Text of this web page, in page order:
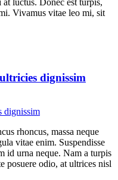
luctus. Donec est turpis,
Vivamus vitae leo mi, sit
dignissim
rhoncus, massa neque
vitae enim. Suspendisse
id urna neque. Nam a turpis
posuere odio, at ultrices nisl